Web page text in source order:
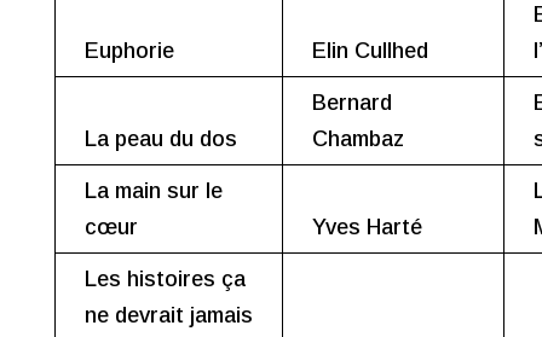
Euphorie Elin Cullhed
La peau du dos
Bernard
Chambaz
La main sur le
cœur
Yves Harté
Les histoires ça
ne devrait jamais